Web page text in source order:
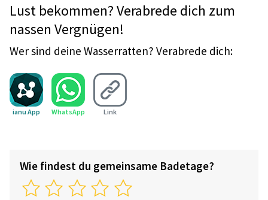
Lust bekommen? Verabrede dich zum
nassen Vergnügen!
Wer sind deine Wasserratten? Verabrede dich:
ianu App WhatsApp Link
Wie findest du gemeinsame Badetage?